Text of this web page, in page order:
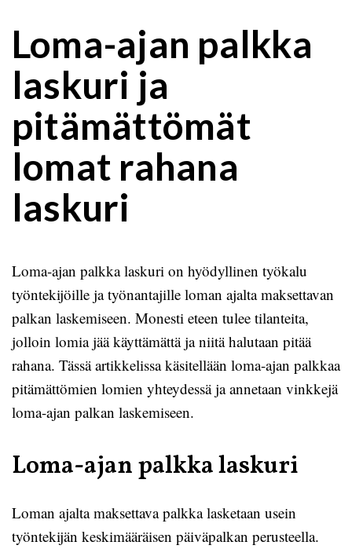
Loma-ajan palkka
laskuri ja
pitämättömät
lomat rahana
laskuri
Loma-ajan palkka laskuri on hyödyllinen työkalu
työntekijöille ja työnantajille loman ajalta maksettavan
palkan laskemiseen. Monesti eteen tulee tilanteita,
jolloin lomia jää käyttämättä ja niitä halutaan pitää
rahana. Tässä artikkelissa käsitellään loma-ajan palkkaa
pitämättömien lomien yhteydessä ja annetaan vinkkejä
loma-ajan palkan laskemiseen.
Loma-ajan palkka laskuri
Loman ajalta maksettava palkka lasketaan usein
työntekijän keskimääräisen päiväpalkan perusteella.